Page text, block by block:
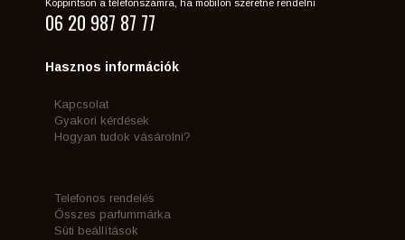
Koppintson a telefonszámra, ha mobilon szeretne rendelni
06 20 987 87 77
Hasznos információk
Kapcsolat
Gyakori kérdések
Hogyan tudok vásárolni?
Telefonos rendelés
Összes parfummárka
Süti beállítások